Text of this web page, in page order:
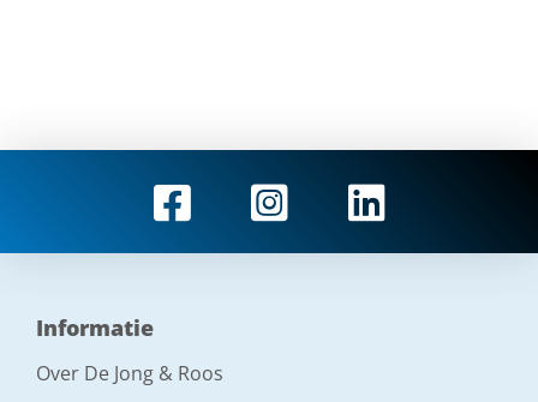
Informatie
Over De Jong & Roos